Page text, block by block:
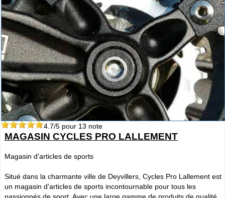
4.7/5 pour 13 note
MAGASIN CYCLES PRO LALLEMENT
Magasin d'articles de sports
Situé dans la charmante ville de Deyvillers, Cycles Pro Lallement est
un magasin d'articles de sports incontournable pour tous les